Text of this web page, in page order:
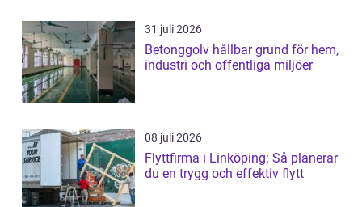
31 juli 2026
Betonggolv hållbar grund för hem,
industri och offentliga miljöer
08 juli 2026
Flyttfirma i Linköping: Så planerar
du en trygg och effektiv flytt